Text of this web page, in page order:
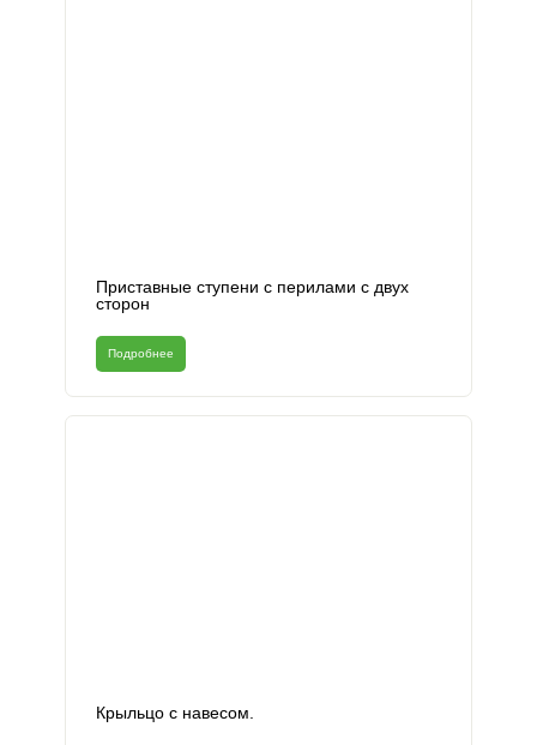
Приставные ступени с перилами с двух
сторон
Подробнее
Крыльцо с навесом.